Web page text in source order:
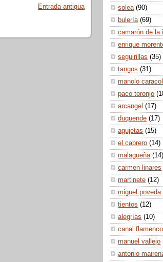
Entrada antigua
solea (90)
bulería (69)
camarón de la
enrique
seguirillas (35)
tangos (31)
manolo caracol
paco toronjo
arcangel (17)
duquende (17)
agujetas (15)
el cabrero (14)
malagueña (14)
carmen linares
martinete (12)
miguel poveda
tientos (12)
alegrías (10)
canal
manuel vallejo
antonio